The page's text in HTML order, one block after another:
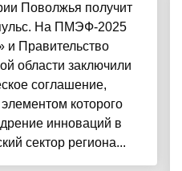
Поволжья получит
На ПМЭФ-2025
и Правительство
области заключили
соглашение,
которого
инноваций в
сектор региона...